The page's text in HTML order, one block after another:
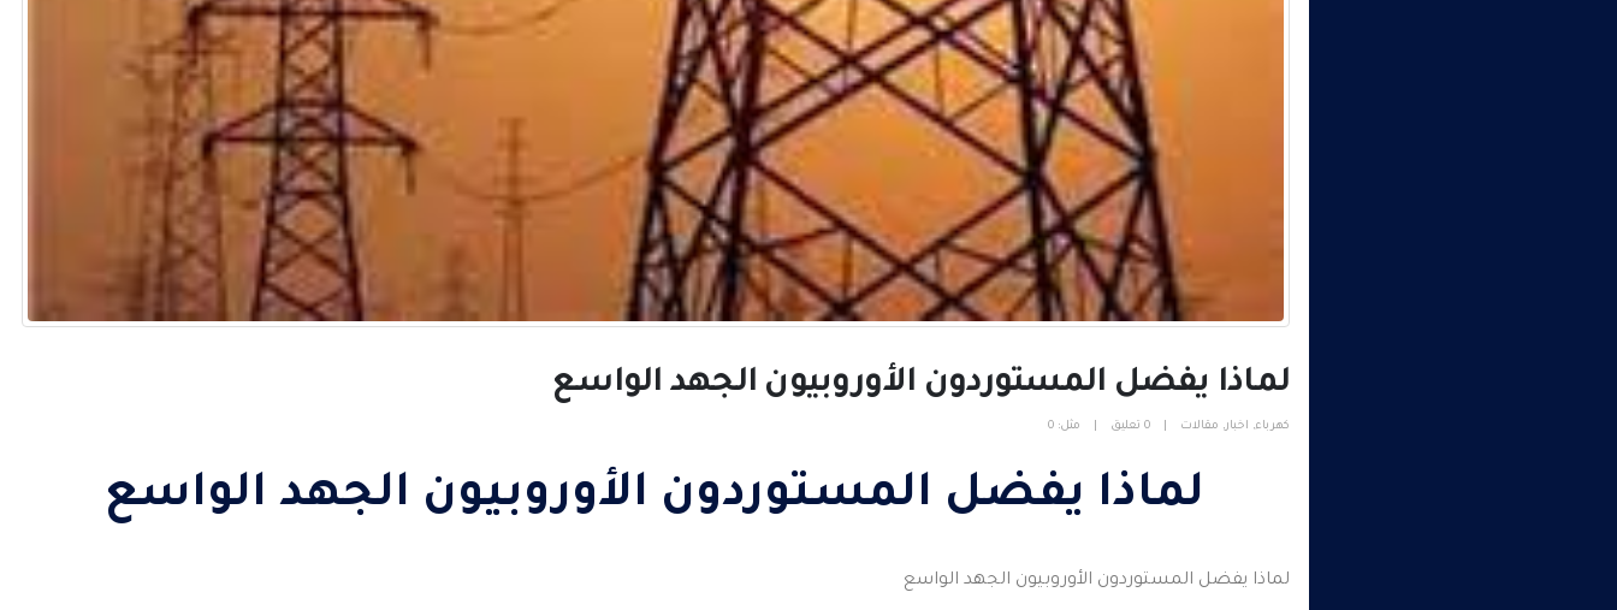
لماذا يفضل المستوردون الأوروبيون الجهد الواسع
كهرباء, اخبار, مقالات 0 تعليق مثل: 0
لماذا يفضل المستوردون الأوروبيون الجهد الواسع
لماذا يفضل المستوردون الأوروبيون الجهد الواسع